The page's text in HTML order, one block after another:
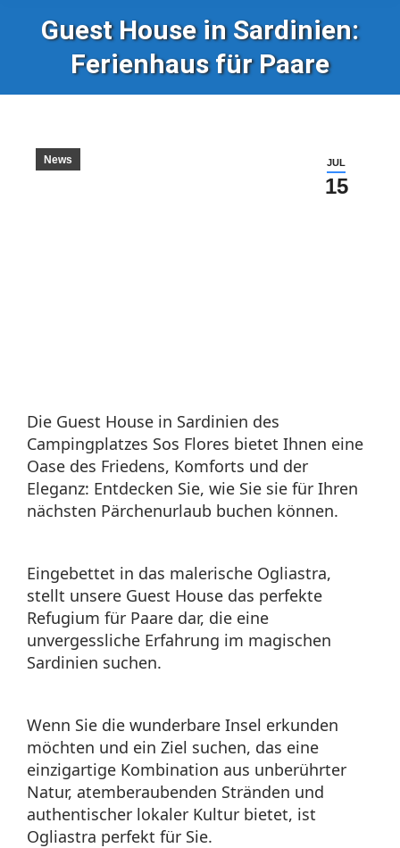
Guest House in Sardinien:
Ferienhaus für Paare
JUL
15
News
Die Guest House in Sardinien des
Campingplatzes Sos Flores bietet Ihnen eine
Oase des Friedens, Komforts und der
Eleganz: Entdecken Sie, wie Sie sie für Ihren
nächsten Pärchenurlaub buchen können.
Eingebettet in das malerische Ogliastra,
stellt unsere Guest House das perfekte
Refugium für Paare dar, die eine
unvergessliche Erfahrung im magischen
Sardinien suchen.
Wenn Sie die wunderbare Insel erkunden
möchten und ein Ziel suchen, das eine
einzigartige Kombination aus unberührter
Natur, atemberaubenden Stränden und
authentischer lokaler Kultur bietet, ist
Ogliastra perfekt für Sie.